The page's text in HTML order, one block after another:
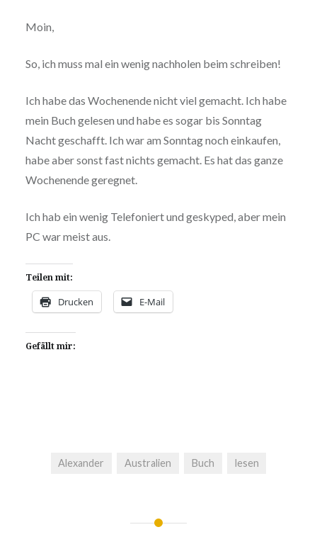
Moin,
So, ich muss mal ein wenig nachholen beim schreiben!
Ich habe das Wochenende nicht viel gemacht. Ich habe
mein Buch gelesen und habe es sogar bis Sonntag
Nacht geschafft. Ich war am Sonntag noch einkaufen,
habe aber sonst fast nichts gemacht. Es hat das ganze
Wochenende geregnet.
Ich hab ein wenig Telefoniert und geskyped, aber mein
PC war meist aus.
Teilen mit:
Drucken E-Mail
Gefällt mir:
Alexander Australien Buch lesen
Beitragsnavigation